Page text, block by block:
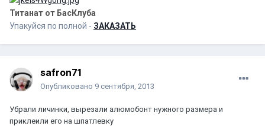
Титанат от БасКлуба
Упакуйся по полной - ЗАКАЗАТЬ
safron71
Опубликовано 9 сентября, 2013
Убрали личинки, вырезали алюмобонт нужного размера и
приклеили его на шпатлевку